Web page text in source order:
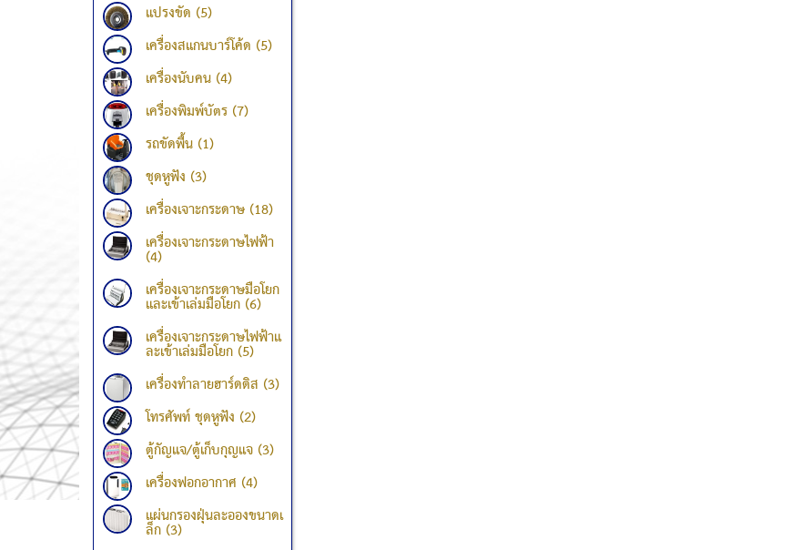
แปรงขัด (5)
เครื่องสแกนบาร์โค้ด (5)
เครื่องนับคน (4)
เครื่องพิมพ์บัตร (7)
รถขัดพื้น (1)
ชุดหูฟัง (3)
เครื่องเจาะกระดาษ (18)
เครื่องเจาะกระดาษไฟฟ้า
(4)
เครื่องเจาะกระดาษมือโยก
และเข้าเล่มมือโยก (6)
เครื่องเจาะกระดาษไฟฟ้าแ
ละเข้าเล่มมือโยก (5)
เครื่องทำลายฮาร์ดดิส (3)
โทรศัพท์ ชุดหูฟัง (2)
ตู้กัญแจ/ตู้เก็บกุญแจ (3)
เครื่องฟอกอากาศ (4)
แผ่นกรองฝุ่นละอองขนาดเ
ล็ก (3)